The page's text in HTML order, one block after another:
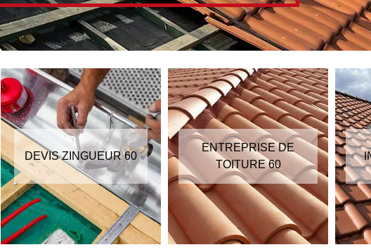
DEVIS ZINGUEUR 60
ENTREPRISE DE
TOITURE 60